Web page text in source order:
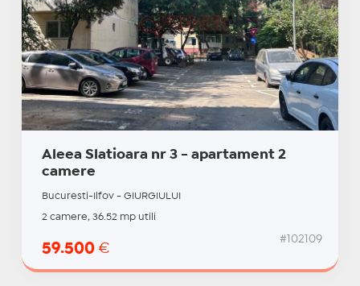
Aleea Slatioara nr 3 - apartament 2
camere
Bucuresti-Ilfov - GIURGIULUI
2 camere, 36.52 mp utili
59.500 €
#102109